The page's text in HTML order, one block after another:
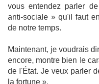
vous entendez parler
anti‑sociale » qu'il faut
de notre temps.
Maintenant, je voudrais
encore, montre bien le
de l'État. Je veux parler
la fortune ».